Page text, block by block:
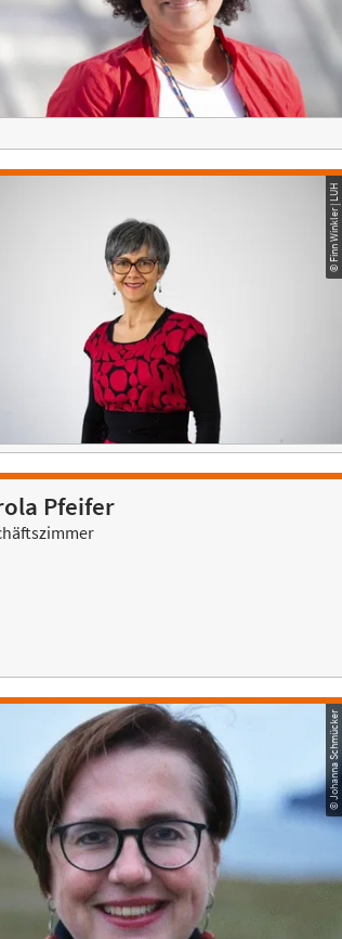
© Finn Winkler | LUH
Pfeifer
© Johanna Schmücker